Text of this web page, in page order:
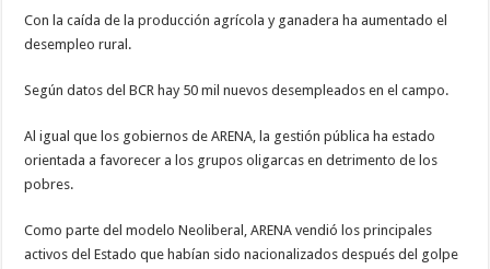
Con la caída de la producción agrícola y ganadera ha aumentado el
desempleo rural.
Según datos del BCR hay 50 mil nuevos desempleados en el campo.
Al igual que los gobiernos de ARENA, la gestión pública ha estado
orientada a favorecer a los grupos oligarcas en detrimento de los
pobres.
Como parte del modelo Neoliberal, ARENA vendió los principales
activos del Estado que habían sido nacionalizados después del golpe